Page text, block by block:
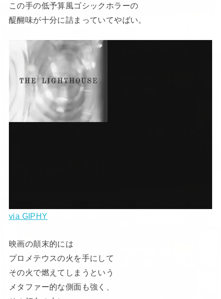
この手の低予算風ゴシックホラーの
醍醐味が十分に詰まっていてやばい。
via GIPHY
映画の顛末的には
プロメテウスの火を手にして
その火で燃えてしまうという
メタファー的な側面も強く、